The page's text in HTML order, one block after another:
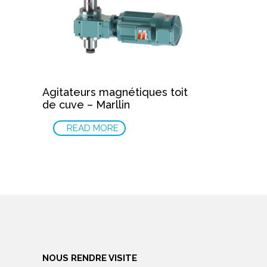
Agitateurs magnétiques toit
de cuve – Marllin
READ MORE
NOUS RENDRE VISITE